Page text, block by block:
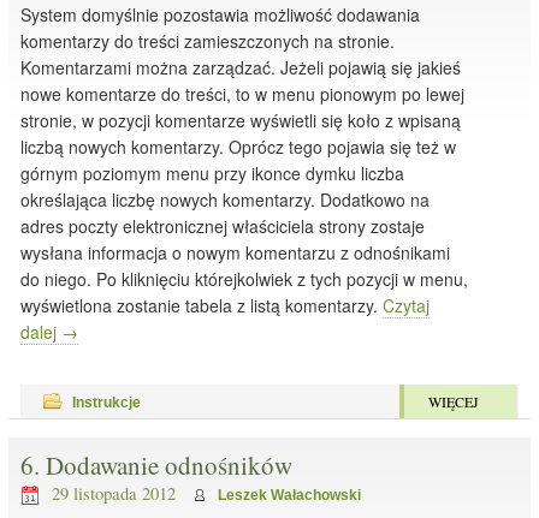
System domyślnie pozostawia możliwość dodawania
komentarzy do treści zamieszczonych na stronie.
Komentarzami można zarządzać. Jeżeli pojawią się jakieś
nowe komentarze do treści, to w menu pionowym po lewej
stronie, w pozycji komentarze wyświetli się koło z wpisaną
liczbą nowych komentarzy. Oprócz tego pojawia się też w
górnym poziomym menu przy ikonce dymku liczba
określająca liczbę nowych komentarzy. Dodatkowo na
adres poczty elektronicznej właściciela strony zostaje
wysłana informacja o nowym komentarzu z odnośnikami
do niego. Po kliknięciu którejkolwiek z tych pozycji w menu,
wyświetlona zostanie tabela z listą komentarzy.Czytaj
dalej →
Instrukcje WIĘCEJ
6. Dodawanie odnośników
29 listopada 2012 Leszek Wałachowski